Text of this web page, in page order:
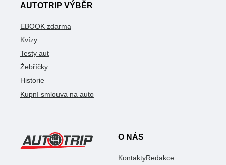
AUTOTRIP VÝBĚR
EBOOK zdarma
Kvízy
Testy aut
Žebříčky
Historie
Kupní smlouva na auto
O NÁS
KontaktyRedakce